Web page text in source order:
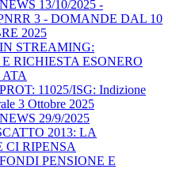
13/10/2025 -
3 - DOMANDE DAL 10
2025
STREAMING:
RICHIESTA ESONERO
11025/ISG: Indizione
3 Ottobre 2025
29/9/2025
2013: LA
CI RIPENSA
PENSIONE E